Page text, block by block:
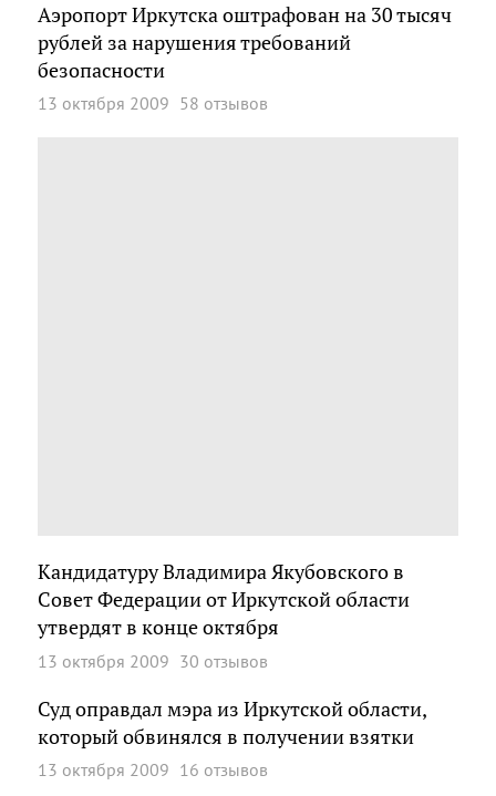
Аэропорт Иркутска оштрафован на 30 тысяч
рублей за нарушения требований
безопасности
13 октября 2009 58 отзывов
Кандидатуру Владимира Якубовского в
Совет Федерации от Иркутской области
утвердят в конце октября
13 октября 2009 30 отзывов
Суд оправдал мэра из Иркутской области,
который обвинялся в получении взятки
13 октября 2009 16 отзывов